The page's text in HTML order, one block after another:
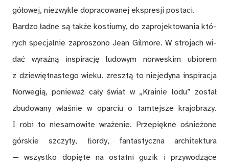
gó­ło­wej, nie­zwy­kle do­pra­co­wa­nej eks­pre­sji pos­ta­ci.
Bar­dzo ład­ne są tak­że ko­stiu­my, do za­pro­jek­to­wa­nia któ­
rych spe­cjal­nie za­pro­szo­no Jean Gil­more. W stro­jach wi­
dać wy­raź­ną in­spi­ra­cję lu­do­wym nor­we­skim ubio­rem
z dzie­więt­na­ste­go wie­ku. zresz­tą to nie­je­dy­na in­spi­ra­cja
Nor­we­gią, po­nie­waż ca­ły świat w „Kra­inie lodu” zo­stał
zbu­do­wa­ny wła­śnie w opar­ciu o tam­tej­sze kra­jo­bra­zy.
I robi to nie­sa­mo­wi­te wra­że­nie. Prze­pięk­ne ośnie­żo­ne
gór­skie szczy­ty, ﬁor­dy, fan­ta­stycz­na ar­chi­tek­tu­ra
— wszyst­ko do­pię­te na ostat­ni gu­zik i przy­wo­dzą­ce